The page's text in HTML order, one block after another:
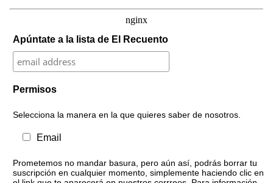
Apúntate a la lista de El Recuento
Permisos
Selecciona la manera en la que quieres saber de nosotros.
Email
Prometemos no mandar basura, pero aún así, podrás borrar tu
suscripción en cualquier momento, simplemente haciendo clic en